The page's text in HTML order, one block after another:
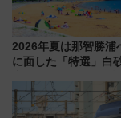
2026年夏は那智勝浦
に面した「特選」白
会」は8月11日開催！